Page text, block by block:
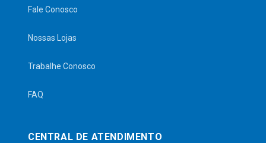
Fale Conosco
Nossas Lojas
Trabalhe Conosco
FAQ
CENTRAL DE ATENDIMENTO